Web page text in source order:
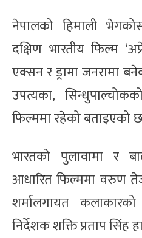
नेपालको हिमाली
दक्षिण भारतीय फिल्म
एक्सन र ड्रामा जनरामा
उपत्यका,
फिल्ममा रहेको बताइएको
भारतको पुलावामा र
आधारित फिल्ममा वरुण
शर्मालगायत
निर्देशक शक्ति प्रताप सिंह